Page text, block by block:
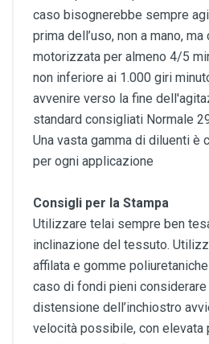
caso bisognerebbe sempre
prima dell’uso, non a mano,
motorizzata per almeno 4/5
non inferiore ai 1.000 giri
avvenire verso la fine
standard consigliati Normale
Una vasta gamma di diluenti è
per ogni applicazione
Consigli per la Stampa
Utilizzare telai sempre ben
inclinazione del tessuto.
affilata e gomme
caso di fondi pieni
distensione dell’inchiostro
velocità possibile, con elevata